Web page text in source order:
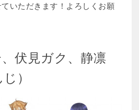
いただきます！よろしくお願
伏見ガク、静凛
）